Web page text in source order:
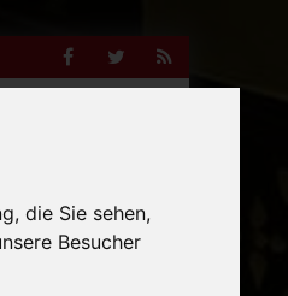
die Sie sehen,
Besucher
Facebook
Twitter